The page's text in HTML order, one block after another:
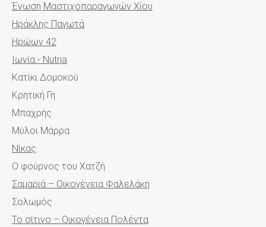
Ένωση Μαστιχοπαραγωγών Χίου
Ηράκλης Παγωτά
Ηρώων 42
Ιωνία - Nutria
Κατίκι Δομοκού
Κρητική Γη
Μπαχρής
Μύλοι Μάρρα
Νίκας
Ο φούρνος του Χατζή
Σαμαριά – Οικογένεια Φαλελάκη
Σολωμός
Το σίτινο – Οικογένεια Πολέντα